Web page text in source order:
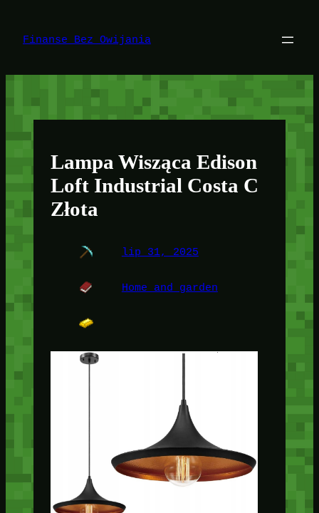
treści
Finanse Bez Owijania
Lampa Wisząca Edison
Loft Industrial Costa C
Złota
lip 31, 2025
Home and garden